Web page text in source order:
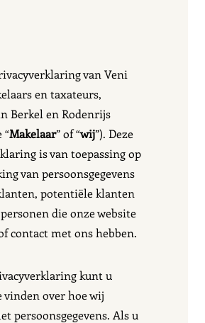
van Veni
en taxateurs,
Berkel en Rodenrijs
“Makelaar” of “wij”). Deze
is van toepassing op
van persoonsgegevens
potentiële klanten
die onze website
contact met ons hebben.
kunt u
over hoe wij
persoonsgegevens. Als u